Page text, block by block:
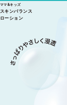
ママ&キッズ
スキンバランス
ローション